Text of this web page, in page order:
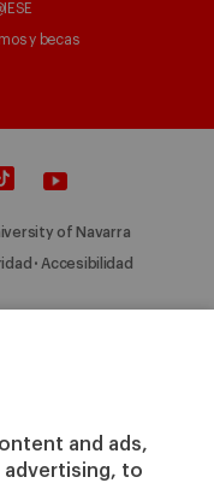
and ads,
advertising, to
y becas
of Navarra
Accesibilidad